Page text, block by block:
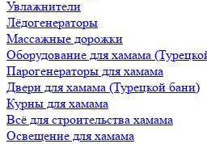
Увлажнители
Лёдогенераторы
Массажные дорожки
Оборудование для хамама
Парогенераторы для хамама
Двери для хамама (Турецкой бани)
Курны для хамама
Всё для строительства хамама
Освещение для хамама